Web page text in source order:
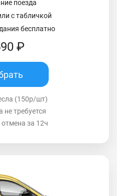
поезда
с табличкой
бесплатно
₽
(150р/шт)
не требуется
за 12ч